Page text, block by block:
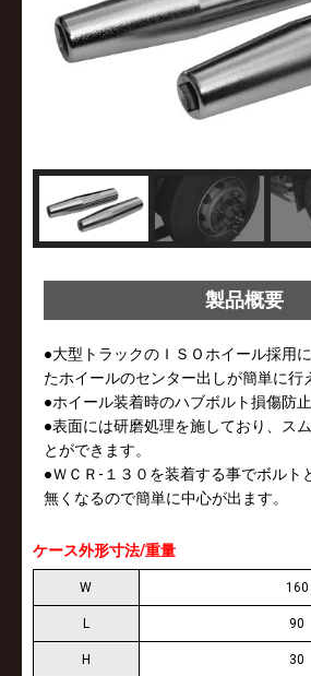
製品概要
●大型トラックのＩＳＯホイール採用
たホイールのセンター出しが簡単に行
●ホイール装着時のハブボルト損傷防止
●表面には研磨処理を施しており、ス
とができます。
●ＷＣＲ-１３０を装着する事でボルト
無くなるので簡単に中心が出ます。
ケース外形寸法/重量
W 160
L 90
H 30